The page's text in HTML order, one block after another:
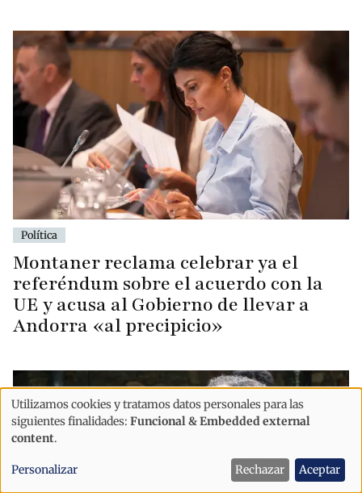
Política
Montaner reclama celebrar ya el
referéndum sobre el acuerdo con la
UE y acusa al Gobierno de llevar a
Andorra «al precipicio»
Uso
de
datos
personales
Utilizamos cookies y tratamos datos personales para las
siguientes finalidades: Funcional & Embedded external
content.
Personalizar Rechazar Aceptar